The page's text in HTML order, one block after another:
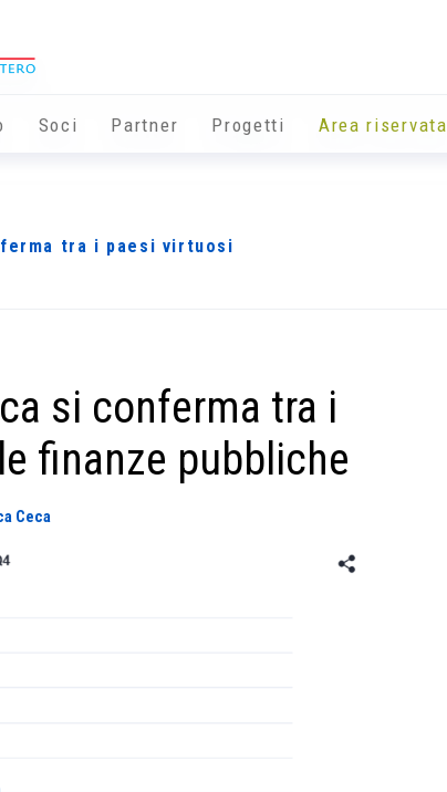
Soci Partner Progetti Area riservata
tra i paesi virtuosi
si conferma tra i
finanze pubbliche
Ceca